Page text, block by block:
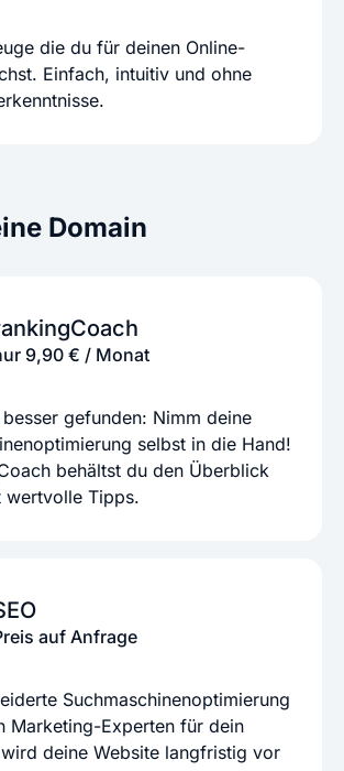
die du für deinen Online-
Einfach, intuitiv und ohne
Domain
9,90 € / Monat
gefunden: Nimm deine
selbst in die Hand!
behältst du den Überblick
wertvolle Tipps.
auf Anfrage
Suchmaschinenoptimierung
Marketing-Experten für dein
deine Website langfristig vor